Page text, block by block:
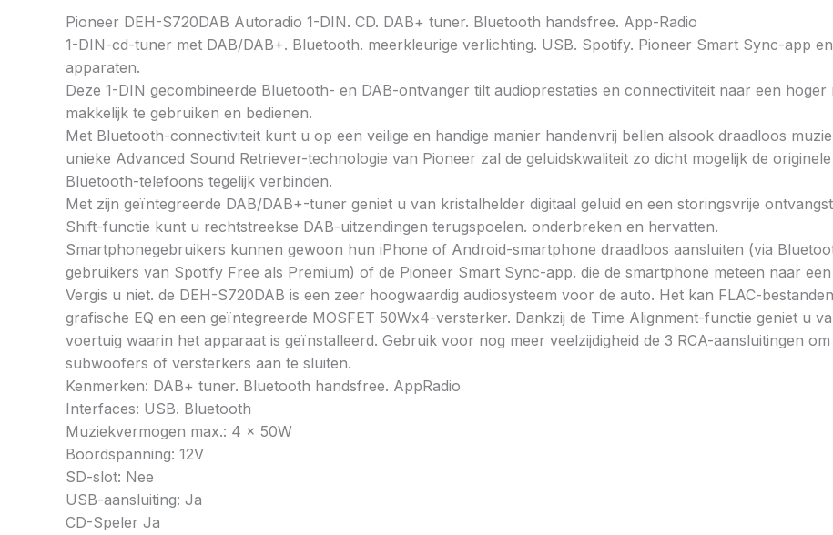
Pioneer DEH-S720DAB Autoradio 1-DIN. CD. DAB+ tuner. Bluetooth handsfree. App-Radio
1-DIN-cd-tuner met DAB/DAB+. Bluetooth. meerkleurige verlichting. USB. Spotify. Pioneer Smart Sync-app
apparaten.
Deze 1-DIN gecombineerde Bluetooth- en DAB-ontvanger tilt audioprestaties en connectiviteit naar een
makkelijk te gebruiken en bedienen.
Met Bluetooth-connectiviteit kunt u op een veilige en handige manier handenvrij bellen alsook draadloos
unieke Advanced Sound Retriever-technologie van Pioneer zal de geluidskwaliteit zo dicht mogelijk de
Bluetooth-telefoons tegelijk verbinden.
Met zijn geïntegreerde DAB/DAB+-tuner geniet u van kristalhelder digitaal geluid en een storingsvrije
Shift-functie kunt u rechtstreekse DAB-uitzendingen terugspoelen. onderbreken en hervatten.
Smartphonegebruikers kunnen gewoon hun iPhone of Android-smartphone draadloos aansluiten (via
gebruikers van Spotify Free als Premium) of de Pioneer Smart Sync-app. die de smartphone meteen naar
Vergis u niet. de DEH-S720DAB is een zeer hoogwaardig audiosysteem voor de auto. Het kan FLAC-
grafische EQ en een geïntegreerde MOSFET 50Wx4-versterker. Dankzij de Time Alignment-functie geniet u
voertuig waarin het apparaat is geïnstalleerd. Gebruik voor nog meer veelzijdigheid de 3 RCA-aansluitingen
subwoofers of versterkers aan te sluiten.
Kenmerken: DAB+ tuner. Bluetooth handsfree. AppRadio
Interfaces: USB. Bluetooth
Muziekvermogen max.: 4 x 50W
Boordspanning: 12V
SD-slot: Nee
USB-aansluiting: Ja
CD-Speler Ja